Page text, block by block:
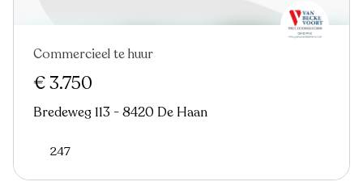
Commercieel te huur
€ 3.750
Bredeweg 113 - 8420 De Haan
247